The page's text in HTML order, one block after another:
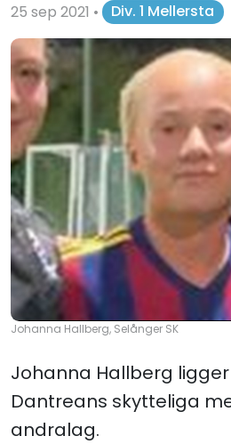
25 sep 2021 • Div. 1 Mellersta
Johanna Hallberg, Selånger SK
Johanna Hallberg
Dantreans skytteliga
andralag.